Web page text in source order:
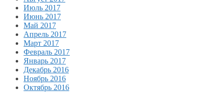
Июль 2017
Июнь 2017
Май 2017
Апрель 2017
Март 2017
Февраль 2017
Январь 2017
Декабрь 2016
Ноябрь 2016
Октябрь 2016